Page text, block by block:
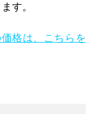
す。
格は、こちらを